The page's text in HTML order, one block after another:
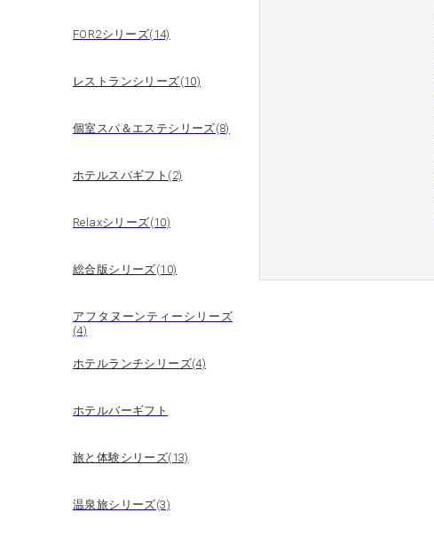
FOR2シリーズ(14)
レストランシリーズ(10)
個室スパ＆エステシリーズ(8)
ホテルスパギフト(2)
Relaxシリーズ(10)
総合版シリーズ(10)
アフタヌーンティーシリーズ
(4)
ホテルランチシリーズ(4)
ホテルバーギフト
旅と体験シリーズ(13)
温泉旅シリーズ(3)